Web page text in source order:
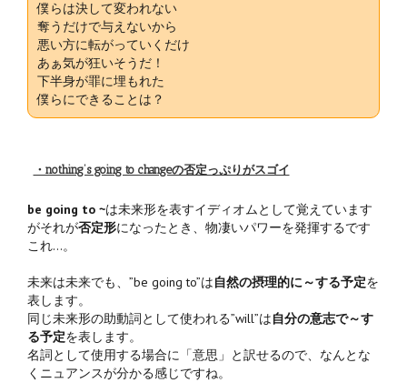
僕らは決して変われない
奪うだけで与えないから
悪い方に転がっていくだけ
あぁ気が狂いそうだ！
下半身が罪に埋もれた
僕らにできることは？
・nothing’s going to changeの否定っぷりがスゴイ
be going to ~は未来形を表すイディオムとして覚えています
がそれが否定形になったとき、物凄いパワーを発揮するです
これ…。
未来は未来でも、”be going to”は自然の摂理的に～する予定を
表します。
同じ未来形の助動詞として使われる”will”は自分の意志で～す
る予定を表します。
名詞として使用する場合に「意思」と訳せるので、なんとな
くニュアンスが分かる感じですね。